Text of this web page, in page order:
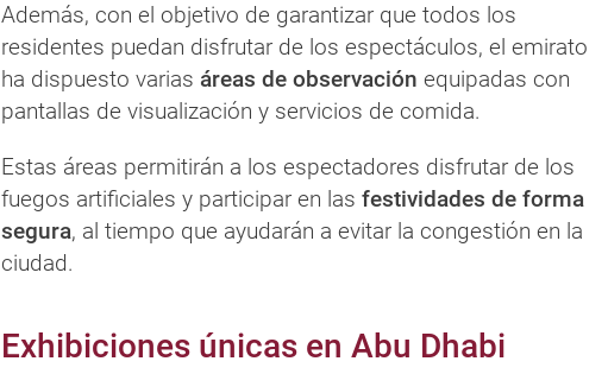
Además, con el objetivo de garantizar que todos los
residentes puedan disfrutar de los espectáculos, el emirato
ha dispuesto varias áreas de observación equipadas con
pantallas de visualización y servicios de comida.
Estas áreas permitirán a los espectadores disfrutar de los
fuegos artificiales y participar en las festividades de forma
segura, al tiempo que ayudarán a evitar la congestión en la
ciudad.
Exhibiciones únicas en Abu Dhabi